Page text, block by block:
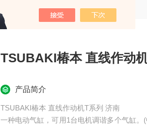
产品简介
TSUBAKI椿本 直线作动机T系列 济南
一种电动气缸，可用1台电机调谐多个气缸